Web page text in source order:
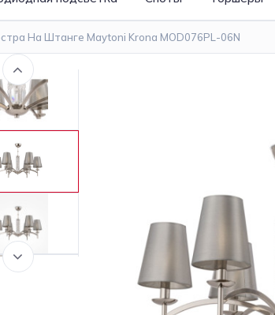
На Штанге Maytoni Krona MOD076PL-06N